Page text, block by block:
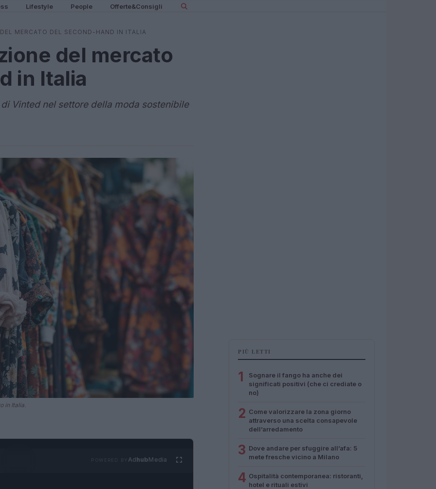
Lifestyle People Offerte&Consigli
MERCATO DEL SECOND-HAND IN ITALIA
del mercato
in Italia
Vinted nel settore della moda sostenibile
in Italia.
AdhubMedia
PIÙ LETTI
1
Sognare il fango ha anche dei
significati positivi (che ci crediate o
no)
2 Come valorizzare la zona giorno
attraverso una scelta consapevole
dell’arredamento
3 Dove andare per sfuggire all’afa: 5
mete fresche vicino a Milano
4 Ospitalità contemporanea: ristoranti,
hotel e rituali estivi